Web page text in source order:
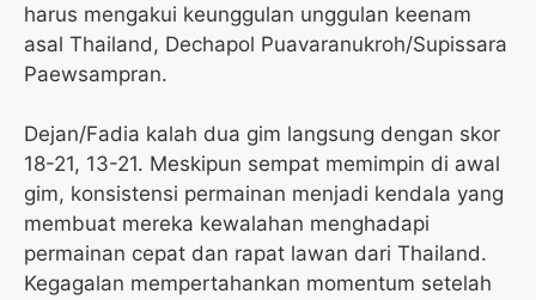
harus mengakui keunggulan unggulan keenam
asal Thailand, Dechapol Puavaranukroh/Supissara
Paewsampran.
Dejan/Fadia kalah dua gim langsung dengan skor
18-21, 13-21. Meskipun sempat memimpin di awal
gim, konsistensi permainan menjadi kendala yang
membuat mereka kewalahan menghadapi
permainan cepat dan rapat lawan dari Thailand.
Kegagalan mempertahankan momentum setelah